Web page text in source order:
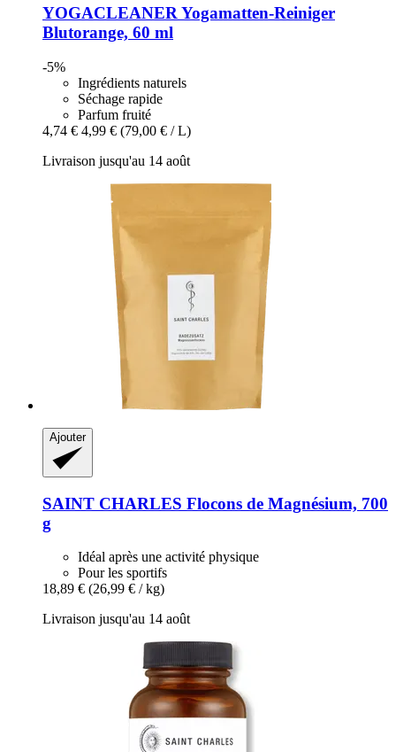
YOGACLEANER Yogamatten-​Reiniger
Blutorange, 60 ml
-5%
Ingrédients naturels
Séchage rapide
Parfum fruité
4,74 € 4,99 € (79,00 € / L)
Livraison jusqu'au 14 août
Ajouter
SAINT CHARLES Flocons de Magnésium, 700
g
Idéal après une activité physique
Pour les sportifs
18,89 € (26,99 € / kg)
Livraison jusqu'au 14 août